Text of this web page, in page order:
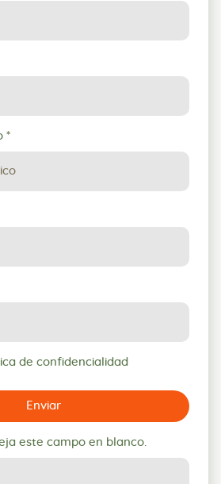
*
de confidencialidad
Enviar
este campo en blanco.